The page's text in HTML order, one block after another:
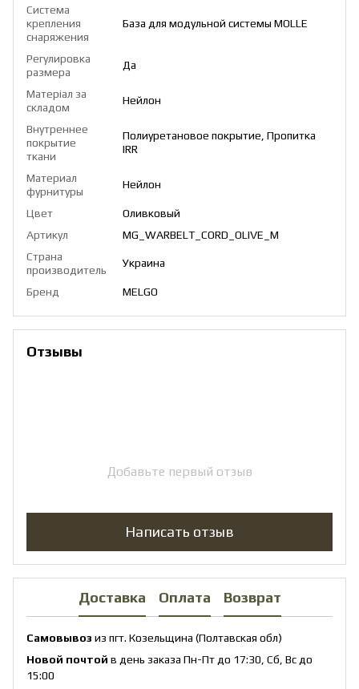
Система
крепления
снаряжения
База для модульной системы MOLLE
Регулировка
размера
Да
Матеріал за
складом
Нейлон
Внутреннее
покрытие
ткани
Полиуретановое покрытие, Пропитка
IRR
Материал
фурнитуры
Нейлон
Цвет
Оливковый
Артикул
MG_WARBELT_CORD_OLIVE_M
Страна
производитель
Украина
Бренд MELGO
Отзывы
Добавьте первый отзыв
Написать отзыв
Доставка Оплата Возврат
Самовывоз из пгт. Козельщина (Полтавская обл)
Новой почтой в день заказа Пн-Пт до 17:30, Сб, Вс до
15:00